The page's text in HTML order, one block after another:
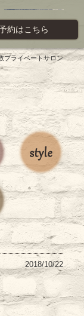
約はこちら
プライベートサロン
2018/10/22